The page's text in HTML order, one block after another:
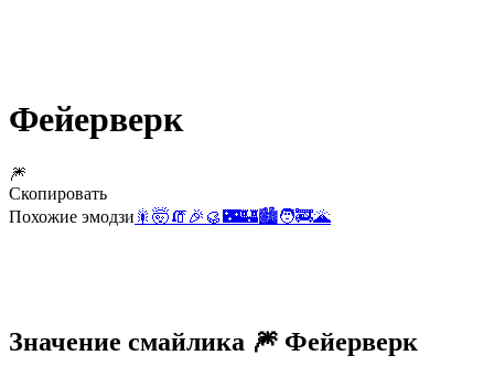
Фейерверк
🎆
Скопировать
Похожие эмодзи 🎇 🤯🧯🎉 🥮 🌃🏰🏙️🧑‍🚒🌋
Значение смайлика 🎆 Фейерверк